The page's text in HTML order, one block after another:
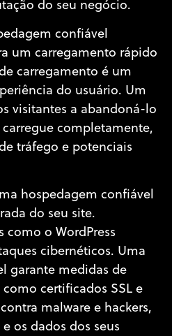
do seu negócio.
confiável
um carregamento rápido
carregamento é um
do usuário. Um
visitantes a abandoná-lo
completamente,
tráfego e potenciais
hospedagem confiável
do seu site.
como o WordPress
cibernéticos. Uma
garante medidas de
certificados SSL e
malware e hackers,
os dados dos seus